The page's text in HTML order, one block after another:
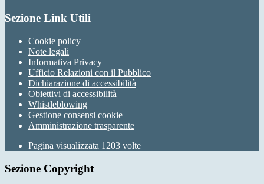
Sezione Link Utili
Cookie policy
Note legali
Informativa Privacy
Ufficio Relazioni con il Pubblico
Dichiarazione di accessibilità
Obiettivi di accessibilità
Whistleblowing
Gestione consensi cookie
Amministrazione trasparente
Pagina visualizzata 1203 volte
Sezione Copyright